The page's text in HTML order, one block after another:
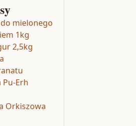
mielonego
1kg
2,5kg
Erh
Orkiszowa